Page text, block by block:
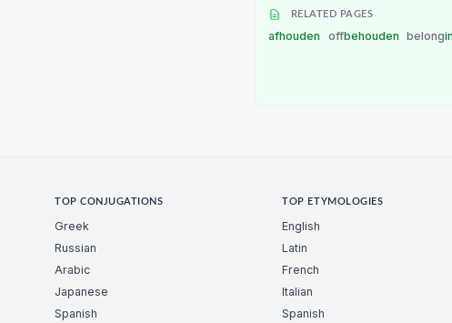
RELATED PAGES
afhouden offbehouden belong
TOP CONJUGATIONS
Greek
Russian
Arabic
Japanese
Spanish
TOP ETYMOLOGIES
English
Latin
French
Italian
Spanish